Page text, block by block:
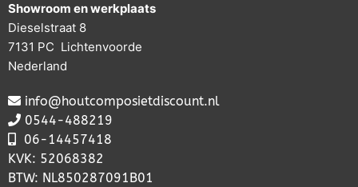
Showroom en werkplaats
Dieselstraat 8
7131 PC Lichtenvoorde
Nederland
info@houtcomposietdiscount.nl
0544-488219
06- 14457418
KVK: 52068382
BTW: NL850287091B01